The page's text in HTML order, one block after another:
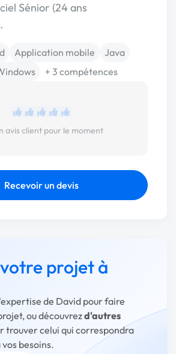
Sénior (24 ans
Application mobile
Java
+ 3 compétences
avis client pour le moment
Recevoir un devis
projet à
de David pour faire
ou découvrezd'autres
trouver celui qui correspondra
besoins.